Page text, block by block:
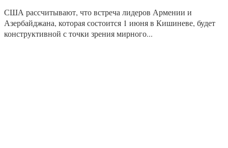
США рассчитывают, что встреча лидеров Армении и
Азербайджана, которая состоится 1 июня в Кишиневе, будет
конструктивной с точки зрения мирного...